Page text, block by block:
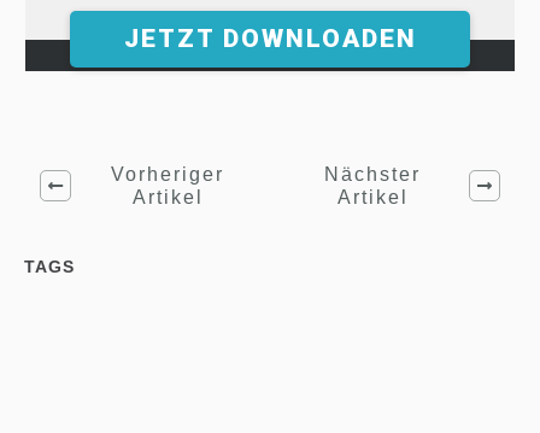
JETZT DOWNLOADEN
Vorheriger
Artikel
Nächster
Artikel
TAGS